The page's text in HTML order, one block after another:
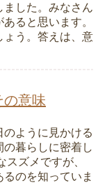
ました。みなさん
ると思います。
ょう。答えは、意
の意味
のように見かける
暮らしに密着し
スズメですが、
のを知っていま